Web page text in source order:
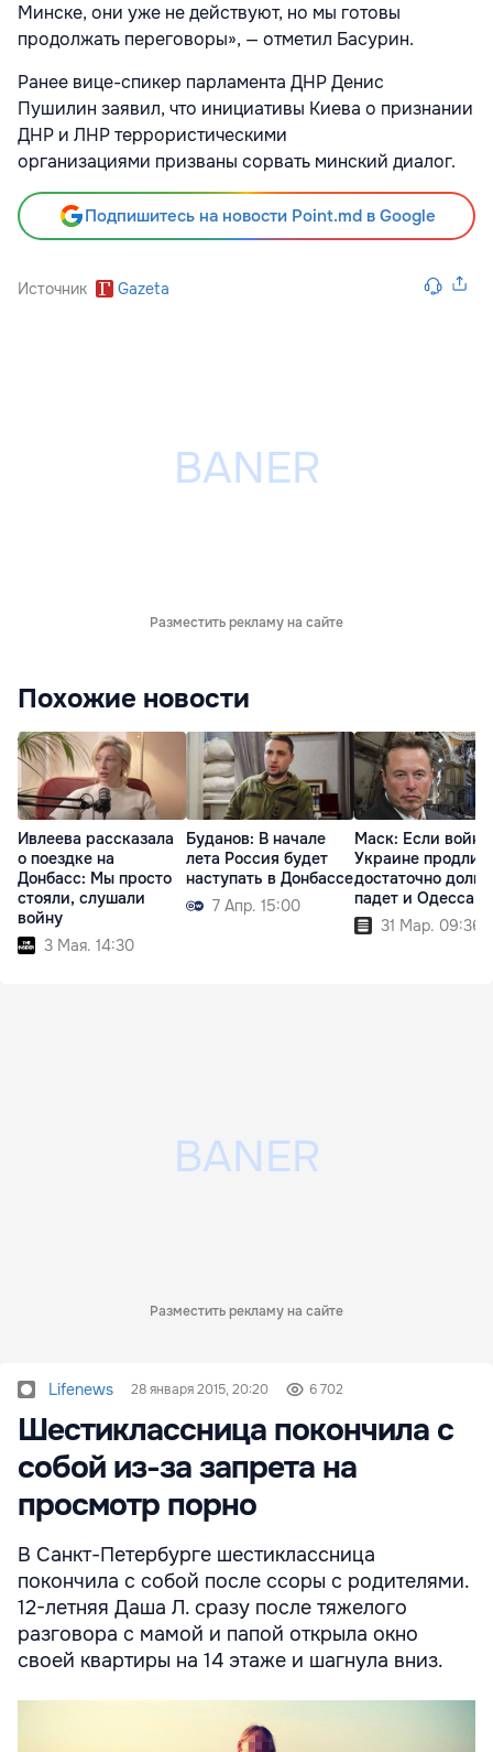
Минске, они уже не действуют, но мы готовы
продолжать переговоры», — отметил Басурин.
Ранее вице-спикер парламента ДНР Денис
Пушилин заявил, что инициативы Киева о признании
ДНР и ЛНР террористическими
организациями призваны сорвать минский диалог.
Подпишитесь на новости Point.md в Google
Источник Gazeta
Разместить рекламу на сайте
Похожие новости
Ивлеева рассказала
о поездке на
Донбасс: Мы просто
стояли, слушали
войну
3 Мая. 14:30
Буданов: В начале
лета Россия будет
наступать в Донбассе
7 Апр. 15:00
Маск: Если война
Украине
достаточно долго,
падет и Одесса
31 Мар. 09:36
Разместить рекламу на сайте
Lifenews 28 января 2015, 20:20 6 702
Шестиклассница покончила с
собой из-за запрета на
просмотр порно
В Санкт-Петербурге шестиклассница
покончила с собой после ссоры с родителями.
12-летняя Даша Л. сразу после тяжелого
разговора с мамой и папой открыла окно
своей квартиры на 14 этаже и шагнула вниз.